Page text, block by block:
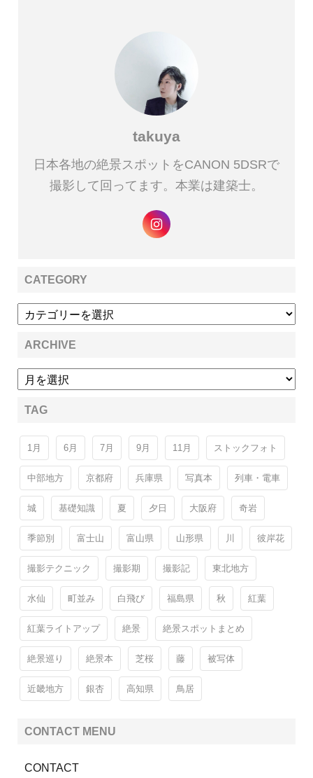
takuya
日本各地の絶景スポットをCANON 5DSRで
撮影して回ってます。本業は建築士。
CATEGORY
ARCHIVE
TAG
1月 6月 7月 9月 11月 ストックフォト
中部地方 京都府 兵庫県 写真本 列車・電車
城 基礎知識 夏 夕日 大阪府 奇岩
季節別 富士山 富山県 山形県 川 彼岸花
撮影テクニック 撮影期 撮影記 東北地方
水仙 町並み 白飛び 福島県 秋 紅葉
紅葉ライトアップ 絶景 絶景スポットまとめ
絶景巡り 絶景本 芝桜 藤 被写体
近畿地方 銀杏 高知県 鳥居
CONTACT MENU
CONTACT